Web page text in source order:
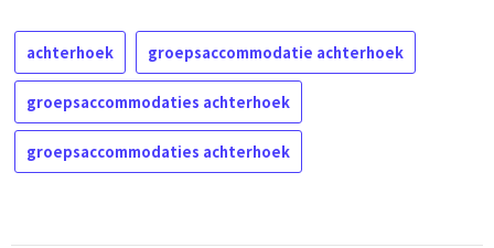
achterhoek groepsaccommodatie achterhoek
groepsaccommodaties achterhoek
groepsaccommodaties achterhoek